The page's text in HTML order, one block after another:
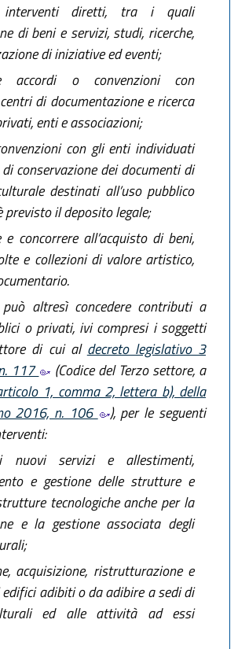
diretti, tra i quali
di beni e servizi, studi, ricerche,
di iniziative ed eventi;
o convenzioni con
di documentazione e ricerca
enti e associazioni;
con gli enti individuati
conservazione dei documenti di
destinati all’uso pubblico
previsto il deposito legale;
concorrere all’acquisto di beni,
e collezioni di valore artistico,
altresì concedere contributi a
o privati, ivi compresi i soggetti
di cui al decreto legislativo 3
117
(Codice del Terzo settore, a
1, comma 2, lettera b), della
2016, n. 106
), per le seguenti
servizi e allestimenti,
e gestione delle strutture e
tecnologiche anche per la
e la gestione associata degli
acquisizione, ristrutturazione e
adibiti o da adibire a sedi di
ed alle attività ad essi